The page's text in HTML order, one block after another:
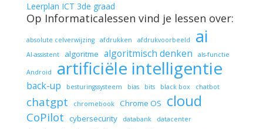
Leerplan ICT 3de graad
Op Informaticalessen vind je lessen over:
absolute celverwijzing afdrukken afdrukvoorbeeld ai
AI-assistent algoritme algoritmisch denken als-functie
Android artificiële intelligentie
back-up besturingssysteem bias bits black box chatbot
chatgpt chromebook Chrome OS cloud
CoPilot cybersecurity databank
datacenter